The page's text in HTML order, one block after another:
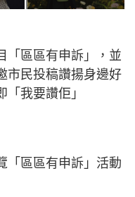
「區區有申訴」，並
市民投稿讚揚身邊好
我要讚佢」
「區區有申訴」活動